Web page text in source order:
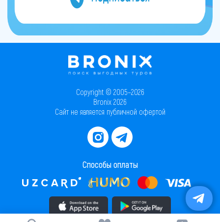
Copyright © 2005–2026
Bronix 2026
Сайт не является публичной офертой
Способы оплаты
Скачать приложение в AppStore Скачать приложение в PlayMarket